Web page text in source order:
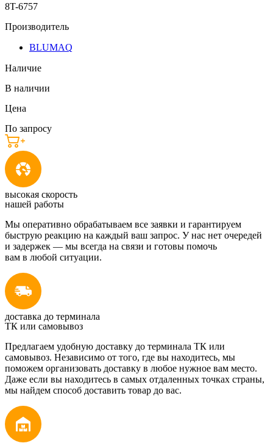
8T-6757
Производитель
BLUMAQ
Наличие
В наличии
Цена
По запросу
высокая скорость
нашей работы
Мы оперативно обрабатываем все заявки и гарантируем
быструю реакцию на каждый ваш запрос. У нас нет очередей
и задержек — мы всегда на связи и готовы помочь
вам в любой ситуации.
доставка до терминала
ТК или самовывоз
Предлагаем удобную доставку до терминала ТК или
самовывоз. Независимо от того, где вы находитесь, мы
поможем организовать доставку в любое нужное вам место.
Даже если вы находитесь в самых отдаленных точках страны,
мы найдем способ доставить товар до вас.